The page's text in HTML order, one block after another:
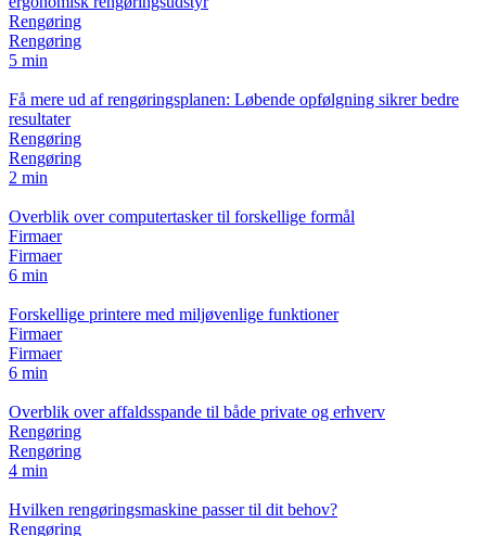
Rengøring
Rengøring
5 min
Få mere ud af rengøringsplanen: Løbende opfølgning sikrer bedre
resultater
Rengøring
Rengøring
2 min
Overblik over computertasker til forskellige formål
Firmaer
Firmaer
6 min
Forskellige printere med miljøvenlige funktioner
Firmaer
Firmaer
6 min
Overblik over affaldsspande til både private og erhverv
Rengøring
Rengøring
4 min
Hvilken rengøringsmaskine passer til dit behov?
Rengøring